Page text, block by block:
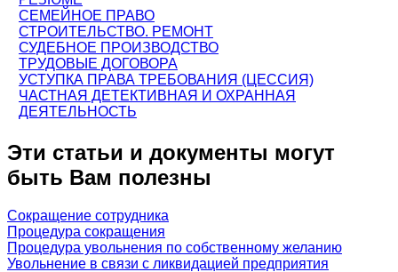
СЕМЕЙНОЕ ПРАВО
СТРОИТЕЛЬСТВО. РЕМОНТ
СУДЕБНОЕ ПРОИЗВОДСТВО
ТРУДОВЫЕ ДОГОВОРА
УСТУПКА ПРАВА ТРЕБОВАНИЯ (ЦЕССИЯ)
ЧАСТНАЯ ДЕТЕКТИВНАЯ И ОХРАННАЯ
ДЕЯТЕЛЬНОСТЬ
Эти статьи и документы могут
быть Вам полезны
Сокращение сотрудника
Процедура сокращения
Процедура увольнения по собственному желанию
Увольнение в связи с ликвидацией предприятия